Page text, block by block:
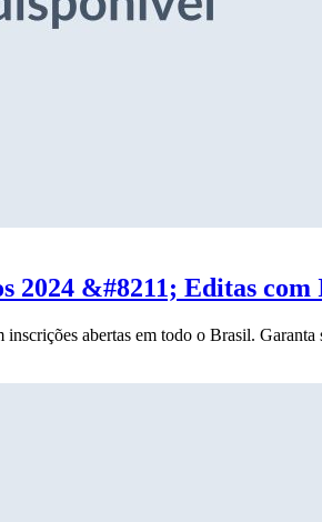
2024 &#8211; Editas com
abertas em todo o Brasil. Garanta